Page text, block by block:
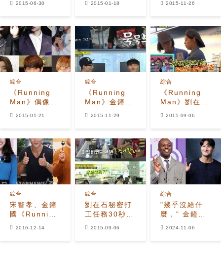
2015-06-30 2015-01-18
戲！」
2015-11-26
《Running
Man》偶像特
全出動
綜合
2015-01-21
《Running
Man》金鐘
因是？
綜合
2015-11-29
《Running
Man》劉在
綜合
2015-09-06
宋智孝、金鐘
國《Running
綜合
2016-12-14
劉在石秘密打
工任務30秒失
綜合
2015-09-06
"幾乎沒給什
麼，" 金鐘國
綜合
2024-11-06